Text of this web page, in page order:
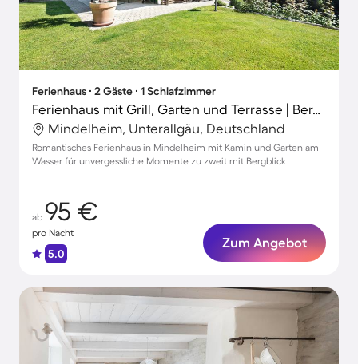
Ferienhaus ∙ 2 Gäste ∙ 1 Schlafzimmer
Ferienhaus mit Grill, Garten und Terrasse | Bergblick
Mindelheim, Unterallgäu, Deutschland
Romantisches Ferienhaus in Mindelheim mit Kamin und Garten am
Wasser für unvergessliche Momente zu zweit mit Bergblick
ab 95 €
pro Nacht
5.0
Zum Angebot